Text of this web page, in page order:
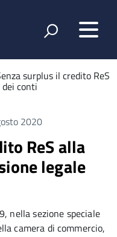
surplus il credito ReS
dei conti
2020
ReS alla
legale
nella sezione speciale
camera di commercio,